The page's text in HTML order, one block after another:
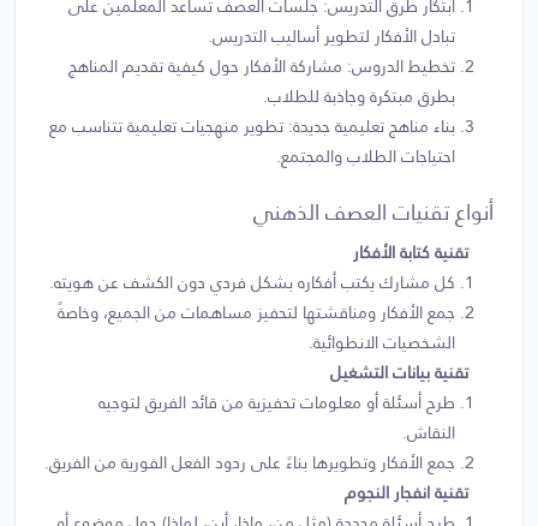
ابتكار طرق التدريس: جلسات العصف تساعد المعلمين على
تبادل الأفكار لتطوير أساليب التدريس.
تخطيط الدروس: مشاركة الأفكار حول كيفية تقديم المناهج
بطرق مبتكرة وجاذبة للطلاب.
بناء مناهج تعليمية جديدة: تطوير منهجيات تعليمية تتناسب مع
احتياجات الطلاب والمجتمع.
أنواع تقنيات العصف الذهني
تقنية كتابة الأفكار
كل مشارك يكتب أفكاره بشكل فردي دون الكشف عن هويته.
جمع الأفكار ومناقشتها لتحفيز مساهمات من الجميع، وخاصةً
الشخصيات الانطوائية.
تقنية بيانات التشغيل
طرح أسئلة أو معلومات تحفيزية من قائد الفريق لتوجيه
النقاش.
جمع الأفكار وتطويرها بناءً على ردود الفعل الفورية من الفريق.
تقنية انفجار النجوم